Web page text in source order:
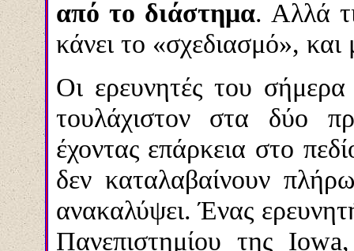
από το διάστημα. Αλλά
κάνει το «σχεδιασμό»,
Οι ερευνητές του σήμερα
τουλάχιστον στα δύο
έχοντας επάρκεια στο
δεν καταλαβαίνουν
ανακαλύψει. Ένας
Πανεπιστημίου της